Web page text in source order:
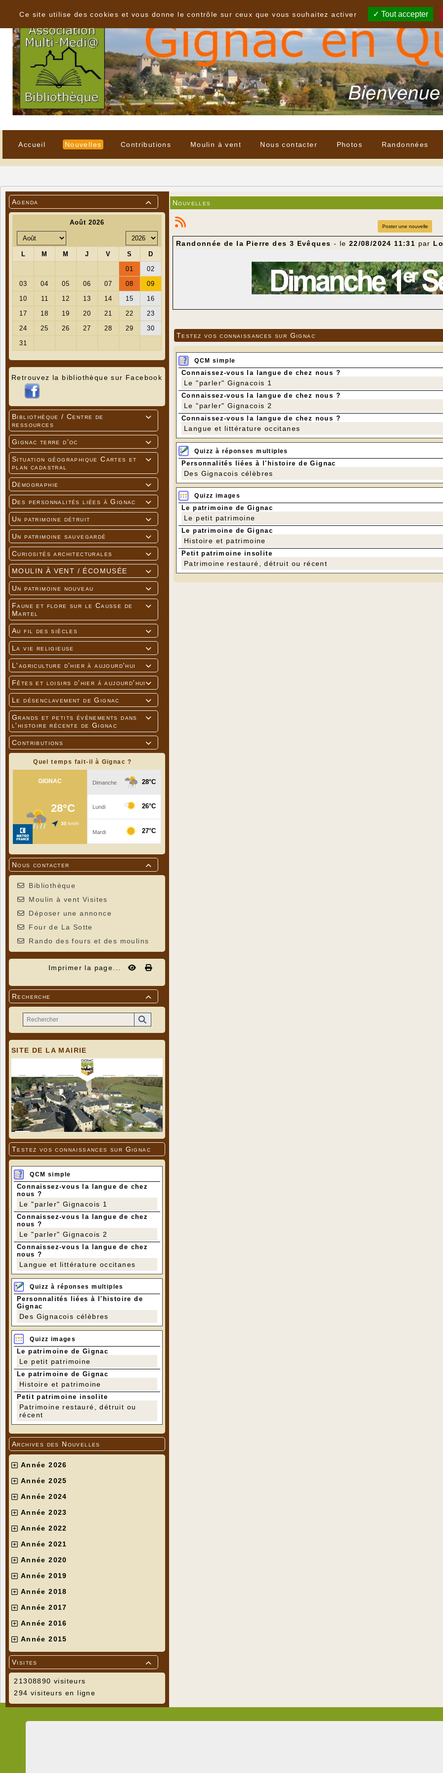
Accueil Nouvelles Contributions Moulin à vent Nous contacter Photos Randonnées

Agenda
Retrouvez la bibliothèque sur Facebook

Bibliothèque / Centre de
ressources

Gignac terre d'oc

Situation géographique Cartes et
plan cadastral

Démographie

Des personnalités liées à Gignac

Un patrimoine détruit

Un patrimoine sauvegardé

Curiosités architecturales

MOULIN À VENT / ÉCOMUSÉE

Un patrimoine nouveau

Faune et flore sur le Causse de
Martel

Au fil des siècles

La vie religieuse

L'agriculture d'hier à aujourd'hui

Fêtes et loisirs d'hier à aujourd'hui

Le désenclavement de Gignac

Grands et petits événements dans
l'histoire récente de Gignac

Contributions
Quel temps fait-il à Gignac ?

Nous contacter
Bibliothèque
Moulin à vent Visites
Déposer une annonce
Four de La Sotte
Rando des fours et des moulins
Imprimer la page...

Recherche
SITE DE LA MAIRIE
Testez vos connaissances sur Gignac
QCM simple
Connaissez-vous la langue de chez
nous ?
Le "parler" Gignacois 1
Connaissez-vous la langue de chez
nous ?
Le "parler" Gignacois 2
Connaissez-vous la langue de chez
nous ?
Langue et littérature occitanes
Quizz à réponses multiples
Personnalités liées à l'histoire de
Gignac
Des Gignacois célèbres
Quizz images
Le patrimoine de Gignac
Le petit patrimoine
Le patrimoine de Gignac
Histoire et patrimoine
Petit patrimoine insolite
Patrimoine restauré, détruit ou
récent
Archives des Nouvelles
Année 2026
Année 2025
Année 2024
Année 2023
Année 2022
Année 2021
Année 2020
Année 2019
Année 2018
Année 2017
Année 2016
Année 2015

Visites
21308890 visiteurs
294 visiteurs en ligne
Nouvelles
Poster une nouvelle
Randonnée de la Pierre des 3 Evêques - le 22/08/2024 11:31 par
Testez vos connaissances sur Gignac
QCM simple
Connaissez-vous la langue de chez nous ?
Le "parler" Gignacois 1
Connaissez-vous la langue de chez nous ?
Le "parler" Gignacois 2
Connaissez-vous la langue de chez nous ?
Langue et littérature occitanes
Quizz à réponses multiples
Personnalités liées à l'histoire de Gignac
Des Gignacois célèbres
Quizz images
Le patrimoine de Gignac
Le petit patrimoine
Le patrimoine de Gignac
Histoire et patrimoine
Petit patrimoine insolite
Patrimoine restauré, détruit ou récent
Ce site utilise des cookies et vous donne le contrôle sur ceux que vous souhaitez activer
Tout accepter